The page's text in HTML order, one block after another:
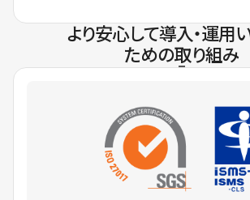
より安心して導入・運用
ための取り組み